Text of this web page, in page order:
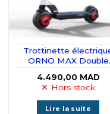
Trottinette
ORNO MAX Double
4.490,00 MAD
Hors stock
Lire la suite